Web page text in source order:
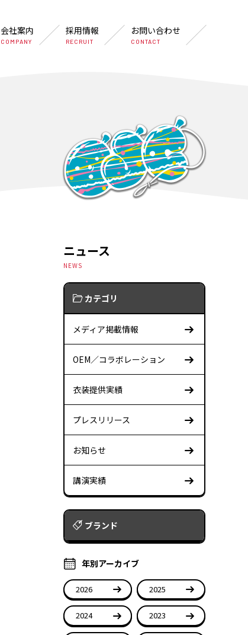
会社案内
COMPANY
採用情報
RECRUIT
お問い合わせ
CONTACT
ニュース
NEWS
カテゴリ
メディア掲載情報
OEM／コラボレーション
衣装提供実績
プレスリリース
お知らせ
講演実績
ブランド
年別アーカイブ
2026 2025
2024 2023